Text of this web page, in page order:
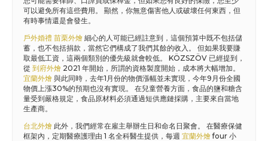
可以避免所有這些費用。 顯然，你無意傷害他人或破壞任何東西，但
有時事情還是會發生。
戶外婚禮 苗栗外燴 細心的人可能已經註意到，這個預算中既不包括儲
蓄，也不包括捐款，當然它們構成了我們其餘的收入。 但如果我要賺
取最低工資，這兩個類別的優先級就會較低。 KÖZSZÖV 已經提到，
從 到府外燴 2021 年開始，所謂的資格製度開始，成本將大幅增加。
宜蘭外燴 與此同時，去年1月份的物價漲幅並未實現，今年9月份全國
物價上漲30%的預期也沒有實現。 在兒童營養方面，食品的鹽和糖含
量受到嚴格規定，食品原材料必須通過短供應鏈採購，主要來自當地
生產商。
台北外燴 此外，我們經常在雇主舉辦生日和命名日聚會。 在醫療保健
框架內，定期醫療護理由 1 名全科醫生提供，每週 宜蘭外燴four 小